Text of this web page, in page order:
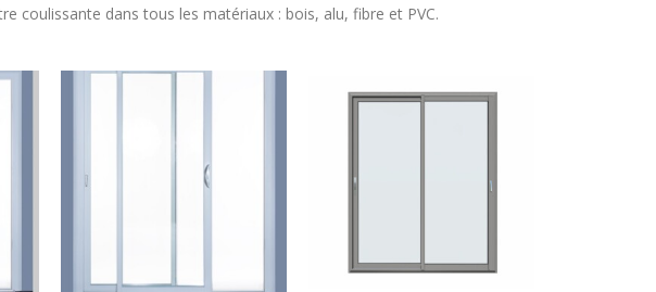
coulissante dans tous les matériaux : bois, alu, fibre et PVC.